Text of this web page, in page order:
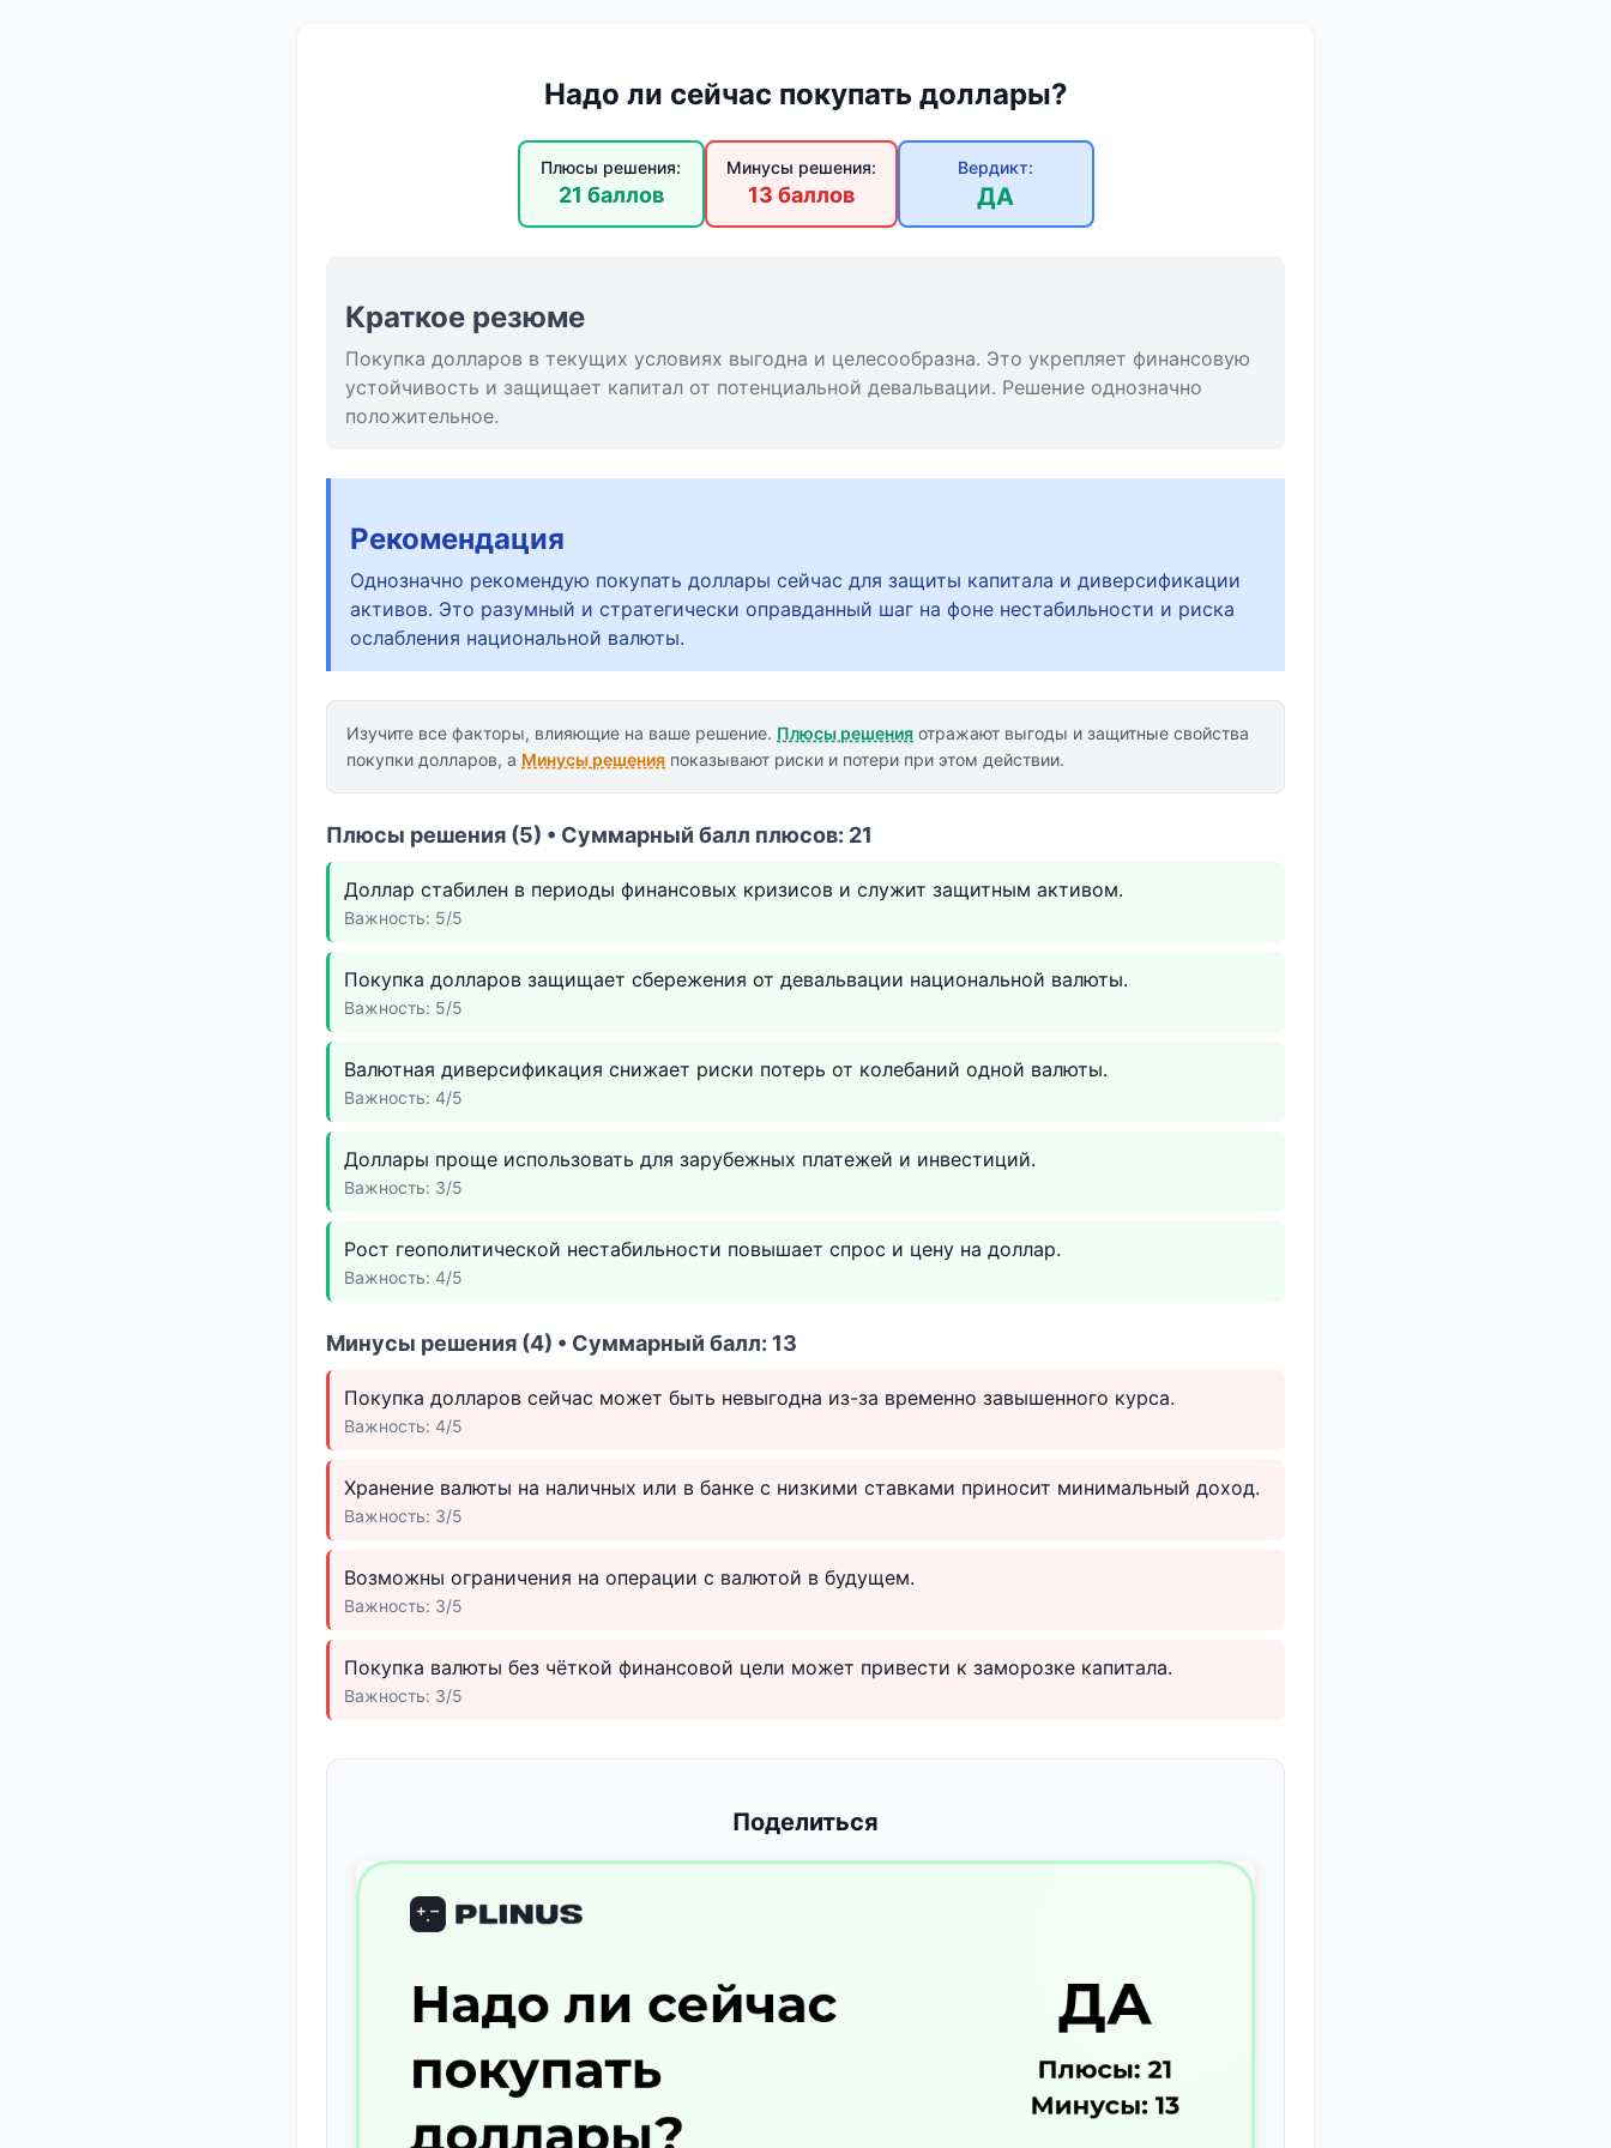
Надо ли сейчас покупать доллары?
Плюсы решения:
21 баллов
Минусы решения:
13 баллов
Вердикт:
ДА
Краткое резюме
Покупка долларов в текущих условиях выгодна и целесообразна. Это укрепляет финансовую
устойчивость и защищает капитал от потенциальной девальвации. Решение однозначно
положительное.
Рекомендация
Однозначно рекомендую покупать доллары сейчас для защиты капитала и диверсификации
активов. Это разумный и стратегически оправданный шаг на фоне нестабильности и риска
ослабления национальной валюты.
Изучите все факторы, влияющие на ваше решение. Плюсы решения отражают выгоды и защитные свойства
покупки долларов, а Минусы решения показывают риски и потери при этом действии.
Плюсы решения (5) • Суммарный балл плюсов: 21
Доллар стабилен в периоды финансовых кризисов и служит защитным активом.
Важность: 5/5
Покупка долларов защищает сбережения от девальвации национальной валюты.
Важность: 5/5
Валютная диверсификация снижает риски потерь от колебаний одной валюты.
Важность: 4/5
Доллары проще использовать для зарубежных платежей и инвестиций.
Важность: 3/5
Рост геополитической нестабильности повышает спрос и цену на доллар.
Важность: 4/5
Минусы решения (4) • Суммарный балл: 13
Покупка долларов сейчас может быть невыгодна из-за временно завышенного курса.
Важность: 4/5
Хранение валюты на наличных или в банке с низкими ставками приносит минимальный доход.
Важность: 3/5
Возможны ограничения на операции с валютой в будущем.
Важность: 3/5
Покупка валюты без чёткой финансовой цели может привести к заморозке капитала.
Важность: 3/5
Поделиться